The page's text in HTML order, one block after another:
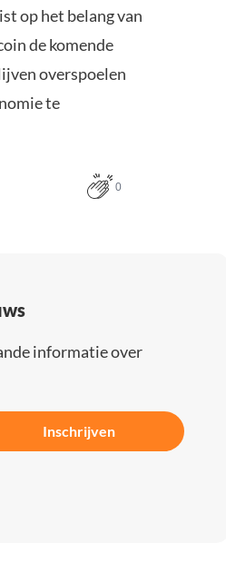
op het belang van
de komende
overspoelen
te
0
informatie over
Inschrijven